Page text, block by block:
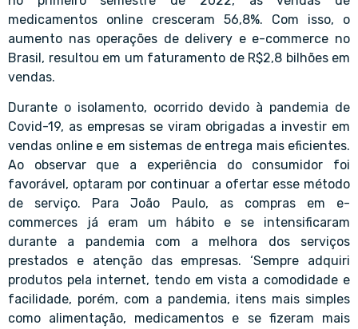
medicamentos online cresceram 56,8%. Com isso, o
aumento nas operações de delivery e e-commerce no
Brasil, resultou em um faturamento de R$2,8 bilhões em
vendas.
Durante o isolamento, ocorrido devido à pandemia de
Covid-19, as empresas se viram obrigadas a investir em
vendas online e em sistemas de entrega mais eficientes.
Ao observar que a experiência do consumidor foi
favorável, optaram por continuar a ofertar esse método
de serviço. Para João Paulo, as compras em e-
commerces já eram um hábito e se intensificaram
durante a pandemia com a melhora dos serviços
prestados e atenção das empresas. ‘Sempre adquiri
produtos pela internet, tendo em vista a comodidade e
facilidade, porém, com a pandemia, itens mais simples
como alimentação, medicamentos e se fizeram mais